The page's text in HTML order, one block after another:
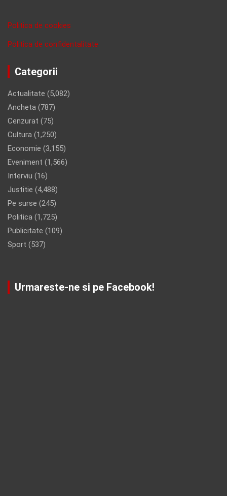
Politica de cookies
Politica de confidentalitate
Categorii
Actualitate (5,082)
Ancheta (787)
Cenzurat (75)
Cultura (1,250)
Economie (3,155)
Eveniment (1,566)
Interviu (16)
Justitie (4,488)
Pe surse (245)
Politica (1,725)
Publicitate (109)
Sport (537)
Urmareste-ne si pe Facebook!